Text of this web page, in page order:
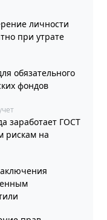
личности
при утрате
обязательного
фондов
заработает ГОСТ
рискам на